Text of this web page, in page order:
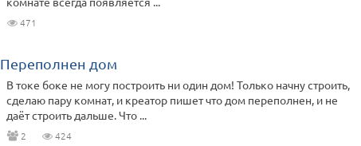
471
Переполнен дом
В токе боке не могу построить ни один дом! Только начну строить,
сделаю пару комнат, и креатор пишет что дом переполнен, и не
даёт строить дальше. Что ...
2 424